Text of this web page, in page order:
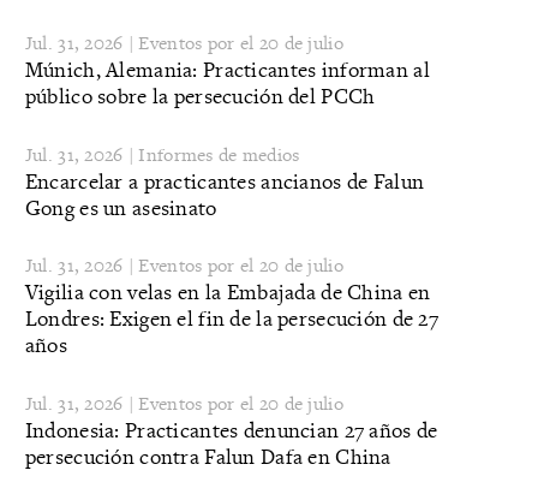
Jul. 31, 2026 | Eventos por el 20 de julio
Múnich, Alemania: Practicantes informan al
público sobre la persecución del PCCh
Jul. 31, 2026 | Informes de medios
Encarcelar a practicantes ancianos de Falun
Gong es un asesinato
Jul. 31, 2026 | Eventos por el 20 de julio
Vigilia con velas en la Embajada de China en
Londres: Exigen el fin de la persecución de 27
años
Jul. 31, 2026 | Eventos por el 20 de julio
Indonesia: Practicantes denuncian 27 años de
persecución contra Falun Dafa en China